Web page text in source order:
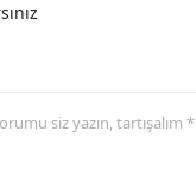
siz yazın, tartışalım *